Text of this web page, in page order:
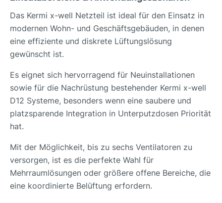
Das Kermi x-well Netzteil ist ideal für den Einsatz in
modernen Wohn- und Geschäftsgebäuden, in denen
eine effiziente und diskrete Lüftungslösung
gewünscht ist.
Es eignet sich hervorragend für Neuinstallationen
sowie für die Nachrüstung bestehender Kermi x-well
D12 Systeme, besonders wenn eine saubere und
platzsparende Integration in Unterputzdosen Priorität
hat.
Mit der Möglichkeit, bis zu sechs Ventilatoren zu
versorgen, ist es die perfekte Wahl für
Mehrraumlösungen oder größere offene Bereiche, die
eine koordinierte Belüftung erfordern.